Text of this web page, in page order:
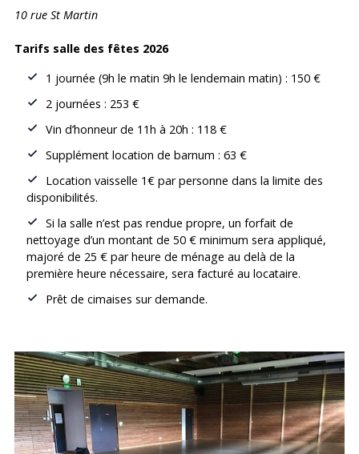
10 rue St Martin
Tarifs salle des fêtes 2026
1 journée (9h le matin 9h le lendemain matin) : 150 €
2 journées : 253 €
Vin d’honneur de 11h à 20h : 118 €
Supplément location de barnum : 63 €
Location vaisselle 1€ par personne dans la limite des
disponibilités.
Si la salle n’est pas rendue propre, un forfait de
nettoyage d’un montant de 50 € minimum sera appliqué,
majoré de 25 € par heure de ménage au delà de la
première heure nécessaire, sera facturé au locataire.
Prêt de cimaises sur demande.